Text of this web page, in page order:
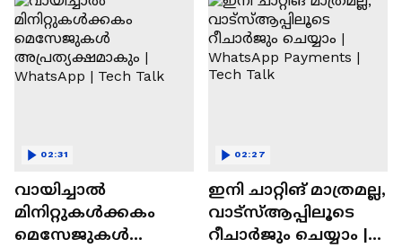
വായിച്ചാൽ
മിനിറ്റുകൾക്കകം
മെസേജുകള്‍
02:31
ഇനി ചാറ്റിങ് മാത്രമല്ല,
വാട്‌സ്‌ആപ്പിലൂടെ
റീചാർജും ചെയ്യാം |
02:27